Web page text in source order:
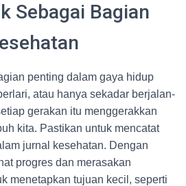
Sebagai Bagian
penting dalam gaya hidup
atau hanya sekadar berjalan-
gerakan itu menggerakkan
kita. Pastikan untuk mencatat
jurnal kesehatan. Dengan
progres dan merasakan
menetapkan tujuan kecil, seperti